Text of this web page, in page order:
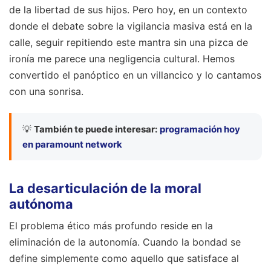
de la libertad de sus hijos. Pero hoy, en un contexto
donde el debate sobre la vigilancia masiva está en la
calle, seguir repitiendo este mantra sin una pizca de
ironía me parece una negligencia cultural. Hemos
convertido el panóptico en un villancico y lo cantamos
con una sonrisa.
💡 También te puede interesar: programación hoy
en paramount network
La desarticulación de la moral
autónoma
El problema ético más profundo reside en la
eliminación de la autonomía. Cuando la bondad se
define simplemente como aquello que satisface al